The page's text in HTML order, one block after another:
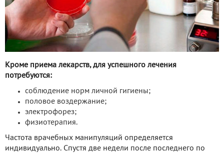
Кроме приема лекарств, для успешного лечения
потребуются:
соблюдение норм личной гигиены;
половое воздержание;
электрофорез;
физиотерапия.
Частота врачебных манипуляций определяется
индивидуально. Спустя две недели после последнего по